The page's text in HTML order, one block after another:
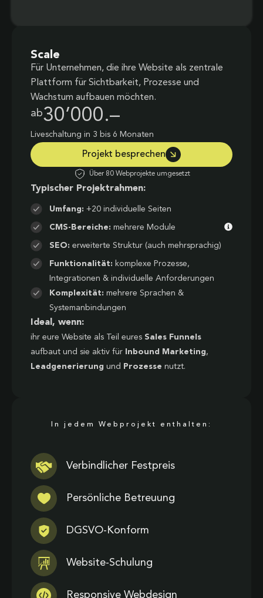
Scale
Für Unternehmen, die ihre Website als zentrale
Plattform für Sichtbarkeit, Prozesse und
Wachstum aufbauen möchten.
ab30’000.–
Liveschaltung in 3 bis 6 Monaten
Projekt besprechen
Über 80 Webprojekte umgesetzt
Typischer Projektrahmen:
Umfang: +20 individuelle Seiten
CMS-Bereiche: mehrere Module
SEO: erweiterte Struktur (auch mehrsprachig)
Funktionalität: komplexe Prozesse,
Integrationen & individuelle Anforderungen
Komplexität: mehrere Sprachen &
Systemanbindungen
Ideal, wenn:
ihr eure Website als Teil eures Sales Funnels
aufbaut und sie aktiv für
Inbound Marketing,
Leadgenerierung und Prozesse nutzt.
In jedem Webprojekt enthalten:
Verbindlicher Festpreis
Persönliche Betreuung
DGSVO-Konform
Website-Schulung
Responsive Webdesign